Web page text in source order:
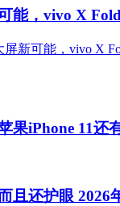
能，vivo X
果iPhone 11还
且还护眼 2026